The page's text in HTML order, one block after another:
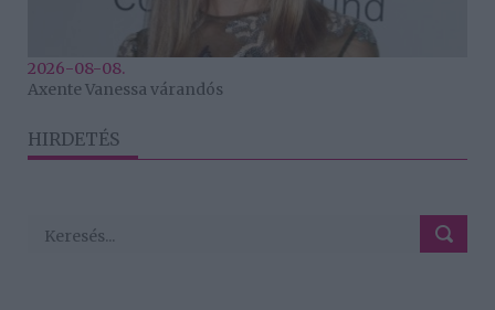
2026-08-08.
Axente Vanessa várandós
HIRDETÉS